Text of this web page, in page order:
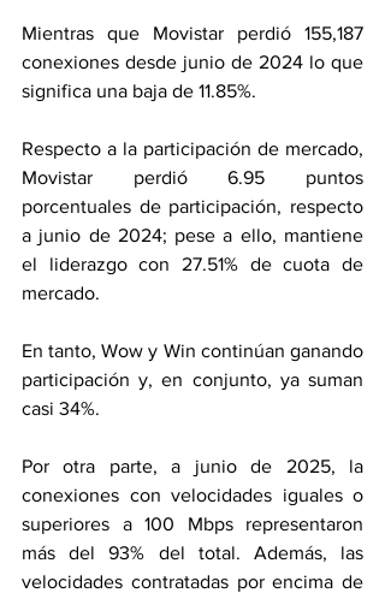
Mientras que Movistar perdió 155,187
conexiones desde junio de 2024 lo que
significa una baja de 11.85%.
Respecto a la participación de mercado,
Movistar perdió 6.95 puntos
porcentuales de participación, respecto
a junio de 2024; pese a ello, mantiene
el liderazgo con 27.51% de cuota de
mercado.
En tanto, Wow y Win continúan ganando
participación y, en conjunto, ya suman
casi 34%.
Por otra parte, a junio de 2025, la
conexiones con velocidades iguales o
superiores a 100 Mbps representaron
más del 93% del total. Además, las
velocidades contratadas por encima de